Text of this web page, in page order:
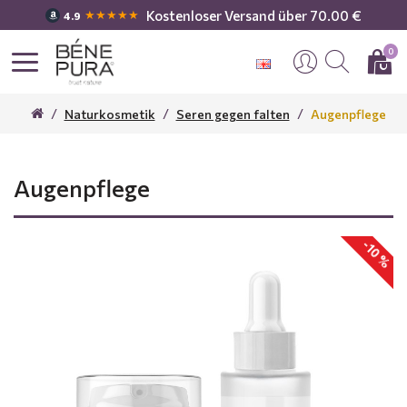
4.9 ★★★★★ Kostenloser Versand über 70.00 €
0
Naturkosmetik Seren gegen falten Augenpflege
Augenpflege
-10 %